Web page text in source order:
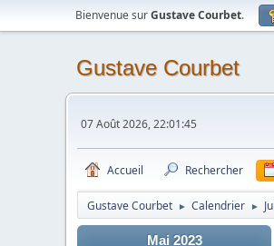
Bienvenue surGustave Courbet.
Gustave Courbet
07 Août 2026, 22:01:45
Accueil Rechercher
Gustave Courbet ► Calendrier ►
Mai 2023